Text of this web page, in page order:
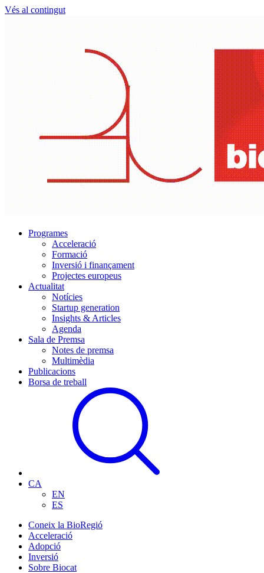
Vés al contingut
Programes
Acceleració
Formació
Inversió i finançament
Projectes europeus
Actualitat
Notícies
Startup generation
Insights & Articles
Agenda
Sala de Premsa
Notes de premsa
Multimèdia
Publicacions
Borsa de treball
CA
EN
ES
Coneix la BioRegió
Acceleració
Adopció
Inversió
Sobre Biocat